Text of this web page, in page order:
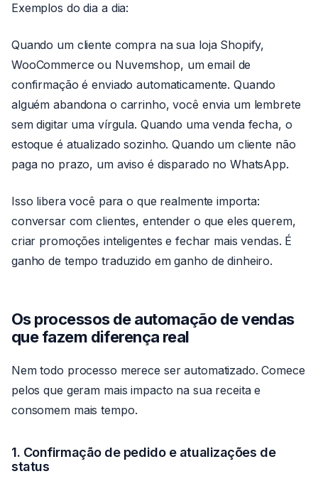
Exemplos do dia a dia:
Quando um cliente compra na sua loja Shopify,
WooCommerce ou Nuvemshop, um email de
confirmação é enviado automaticamente. Quando
alguém abandona o carrinho, você envia um lembrete
sem digitar uma vírgula. Quando uma venda fecha, o
estoque é atualizado sozinho. Quando um cliente não
paga no prazo, um aviso é disparado no WhatsApp.
Isso libera você para o que realmente importa:
conversar com clientes, entender o que eles querem,
criar promoções inteligentes e fechar mais vendas. É
ganho de tempo traduzido em ganho de dinheiro.
Os processos de automação de vendas
que fazem diferença real
Nem todo processo merece ser automatizado. Comece
pelos que geram mais impacto na sua receita e
consomem mais tempo.
1. Confirmação de pedido e atualizações de
status